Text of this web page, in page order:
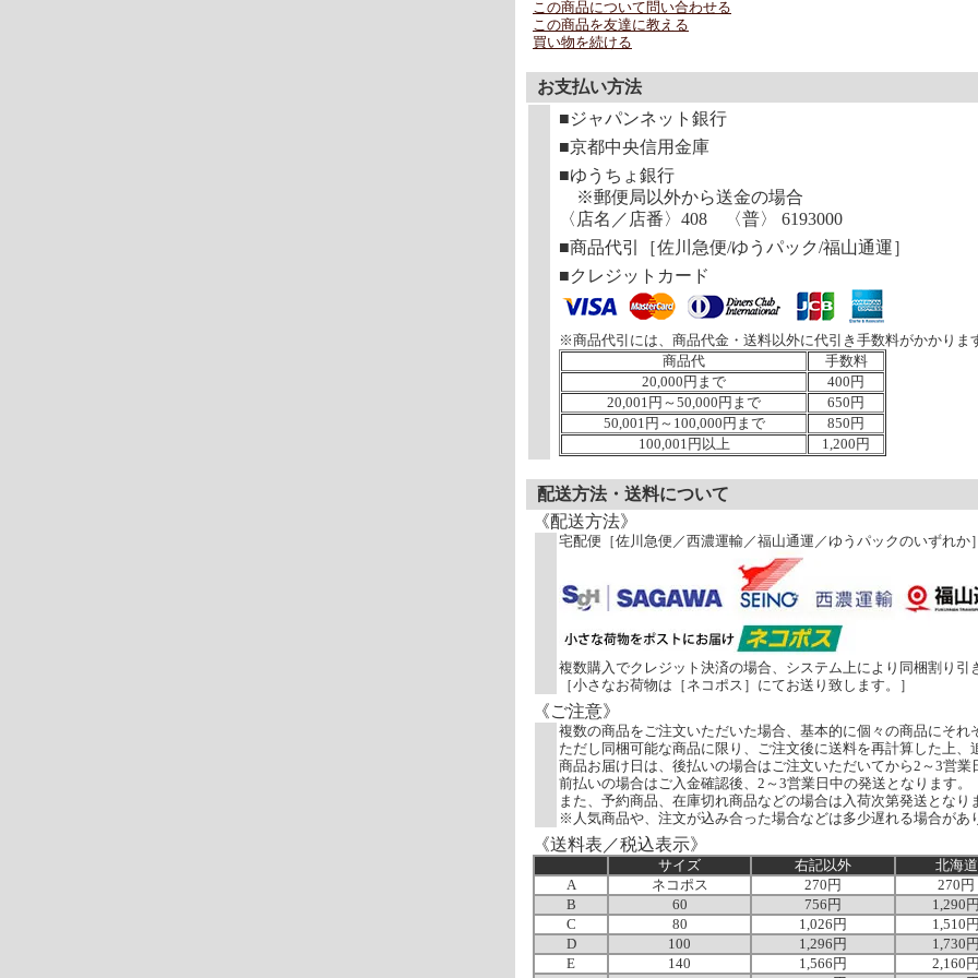
この商品について問い合わせる
この商品を友達に教える
買い物を続ける
お支払い方法
■ジャパンネット銀行
■京都中央信用金庫
■ゆうちょ銀行
※郵便局以外から送金の場合
〈店名／店番〉408 〈普〉 6193000
■商品代引［佐川急便/ゆうパック/福山通運］
■クレジットカード
※商品代引には、商品代金・送料以外に代引き手数料がかかりま
商品代
手数料
20,000円まで
400円
20,001円～50,000円まで
650円
50,001円～100,000円まで
850円
100,001円以上
1,200円
配送方法・送料について
《配送方法》
宅配便［佐川急便／西濃運輸／福山通運／ゆうパックのいずれか
複数購入でクレジット決済の場合、システム上により同梱割り
［小さなお荷物は［ネコポス］にてお送り致します。］
《ご注意》
複数の商品をご注文いただいた場合、基本的に個々の商品にそれ
ただし同梱可能な商品に限り、ご注文後に送料を再計算した上、
商品お届け日は、後払いの場合はご注文いただいてから2～3営業
前払いの場合はご入金確認後、2～3営業日中の発送となります。
また、予約商品、在庫切れ商品などの場合は入荷次第発送となり
※人気商品や、注文が込み合った場合などは多少遅れる場合があ
《送料表／税込表示》
サイズ 右記以外
北海道
A
ネコポス 270円
270円
B
60 756円
1,290
C
80 1,026円
1,510
D
100 1,296円
1,730
E
140 1,566円
2,160